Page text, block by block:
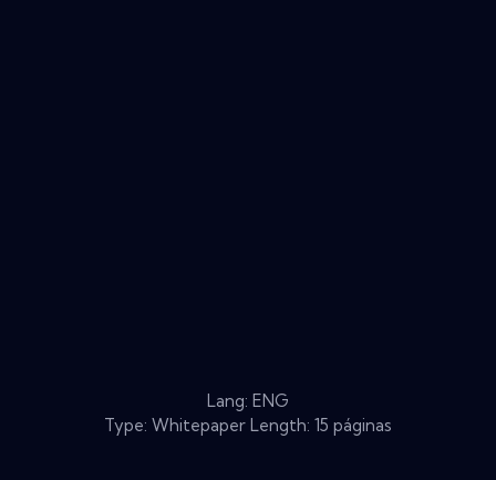
Lang: ENG
Type: Whitepaper Length: 15 páginas